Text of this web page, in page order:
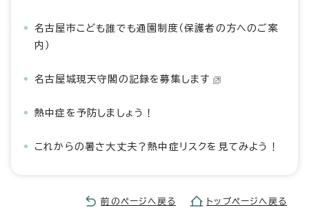
名古屋市こども誰でも通園制度（保護者の方へのご案
内）
名古屋城現天守閣の記録を募集します
熱中症を予防しましょう！
これからの暑さ大丈夫？熱中症リスクを見てみよう！
前のページへ戻る トップページへ戻る